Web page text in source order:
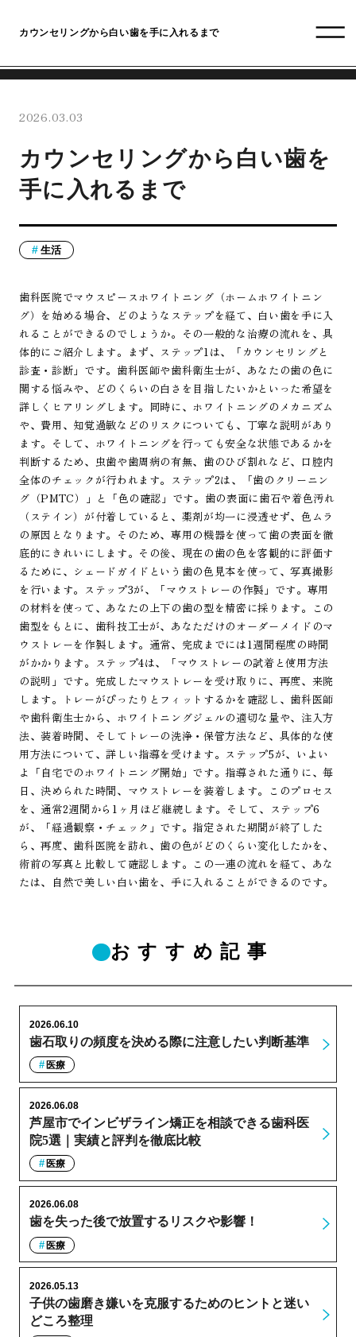
カウンセリングから白い歯を手に入れるまで
2026.03.03
カウンセリングから白い歯を
手に入れるまで
生活
歯科医院でマウスピースホワイトニング（ホームホワイトニン
グ）を始める場合、どのようなステップを経て、白い歯を手に入
れることができるのでしょうか。その一般的な治療の流れを、具
体的にご紹介します。まず、ステップ1は、「カウンセリングと
診査・診断」です。歯科医師や歯科衛生士が、あなたの歯の色に
関する悩みや、どのくらいの白さを目指したいかといった希望を
詳しくヒアリングします。同時に、ホワイトニングのメカニズム
や、費用、知覚過敏などのリスクについても、丁寧な説明があり
ます。そして、ホワイトニングを行っても安全な状態であるかを
判断するため、虫歯や歯周病の有無、歯のひび割れなど、口腔内
全体のチェックが行われます。ステップ2は、「歯のクリーニン
グ（PMTC）」と「色の確認」です。歯の表面に歯石や着色汚れ
（ステイン）が付着していると、薬剤が均一に浸透せず、色ムラ
の原因となります。そのため、専用の機器を使って歯の表面を徹
底的にきれいにします。その後、現在の歯の色を客観的に評価す
るために、シェードガイドという歯の色見本を使って、写真撮影
を行います。ステップ3が、「マウストレーの作製」です。専用
の材料を使って、あなたの上下の歯の型を精密に採ります。この
歯型をもとに、歯科技工士が、あなただけのオーダーメイドのマ
ウストレーを作製します。通常、完成までには1週間程度の時間
がかかります。ステップ4は、「マウストレーの試着と使用方法
の説明」です。完成したマウストレーを受け取りに、再度、来院
します。トレーがぴったりとフィットするかを確認し、歯科医師
や歯科衛生士から、ホワイトニングジェルの適切な量や、注入方
法、装着時間、そしてトレーの洗浄・保管方法など、具体的な使
用方法について、詳しい指導を受けます。ステップ5が、いよい
よ「自宅でのホワイトニング開始」です。指導された通りに、毎
日、決められた時間、マウストレーを装着します。このプロセス
を、通常2週間から1ヶ月ほど継続します。そして、ステップ6
が、「経過観察・チェック」です。指定された期間が終了した
ら、再度、歯科医院を訪れ、歯の色がどのくらい変化したかを、
術前の写真と比較して確認します。この一連の流れを経て、あな
たは、自然で美しい白い歯を、手に入れることができるのです。
おすすめ記事
歯石取りの頻度を決める際に注意したい判断基準
2026.06.10
医療
芦屋市でインビザライン矯正を相談できる歯科医
院5選｜実績と評判を徹底比較
2026.06.08
医療
歯を失った後で放置するリスクや影響！
2026.06.08
医療
子供の歯磨き嫌いを克服するためのヒントと迷い
どころ整理
2026.05.13